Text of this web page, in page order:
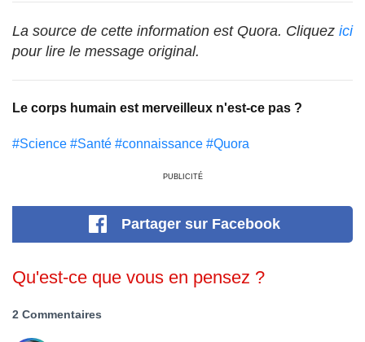
La source de cette information est Quora. Cliquez ici
pour lire le message original.
Le corps humain est merveilleux n'est-ce pas ?
#Science #Santé #connaissance #Quora
PUBLICITÉ
Partager sur Facebook
Qu'est-ce que vous en pensez ?
2 Commentaires